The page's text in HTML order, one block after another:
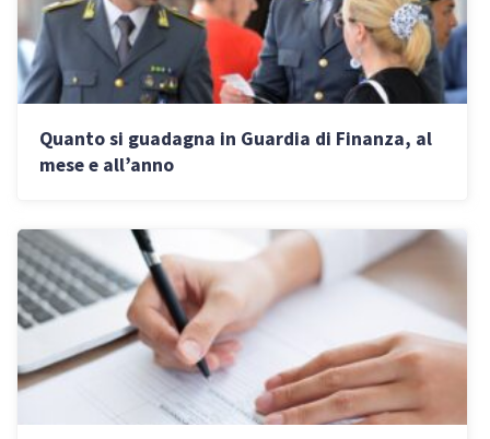
Quanto si guadagna in Guardia di Finanza, al
mese e all’anno